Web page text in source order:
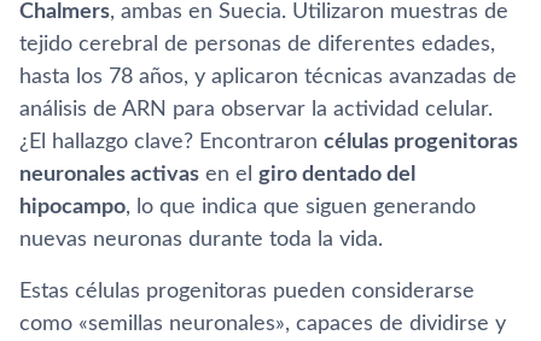
Chalmers, ambas en Suecia. Utilizaron muestras de
tejido cerebral de personas de diferentes edades,
hasta los 78 años, y aplicaron técnicas avanzadas de
análisis de ARN para observar la actividad celular.
¿El hallazgo clave? Encontraron células progenitoras
neuronales activas en el giro dentado del
hipocampo, lo que indica que siguen generando
nuevas neuronas durante toda la vida.
Estas células progenitoras pueden considerarse
como «semillas neuronales», capaces de dividirse y